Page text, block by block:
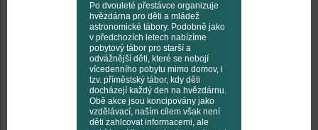
Po dvouleté přestávce organizuje
hvězdárna pro děti a mládež
astronomické tábory. Podobně jako
v předchozích letech nabízíme
pobytový tábor pro starší a
odvážnější děti, které se nebojí
vícedenního pobytu mimo domov, i
tzv. příměstský tábor, kdy děti
docházejí každý den na hvězdárnu.
Obě akce jsou koncipovány jako
vzdělávací, naším cílem však není
děti zahlcovat informacemi, ale